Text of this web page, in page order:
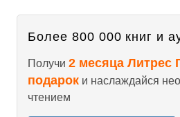
Более 800 000 книг и
Получи 2 месяца Литрес
подарок и наслаждайся
чтением